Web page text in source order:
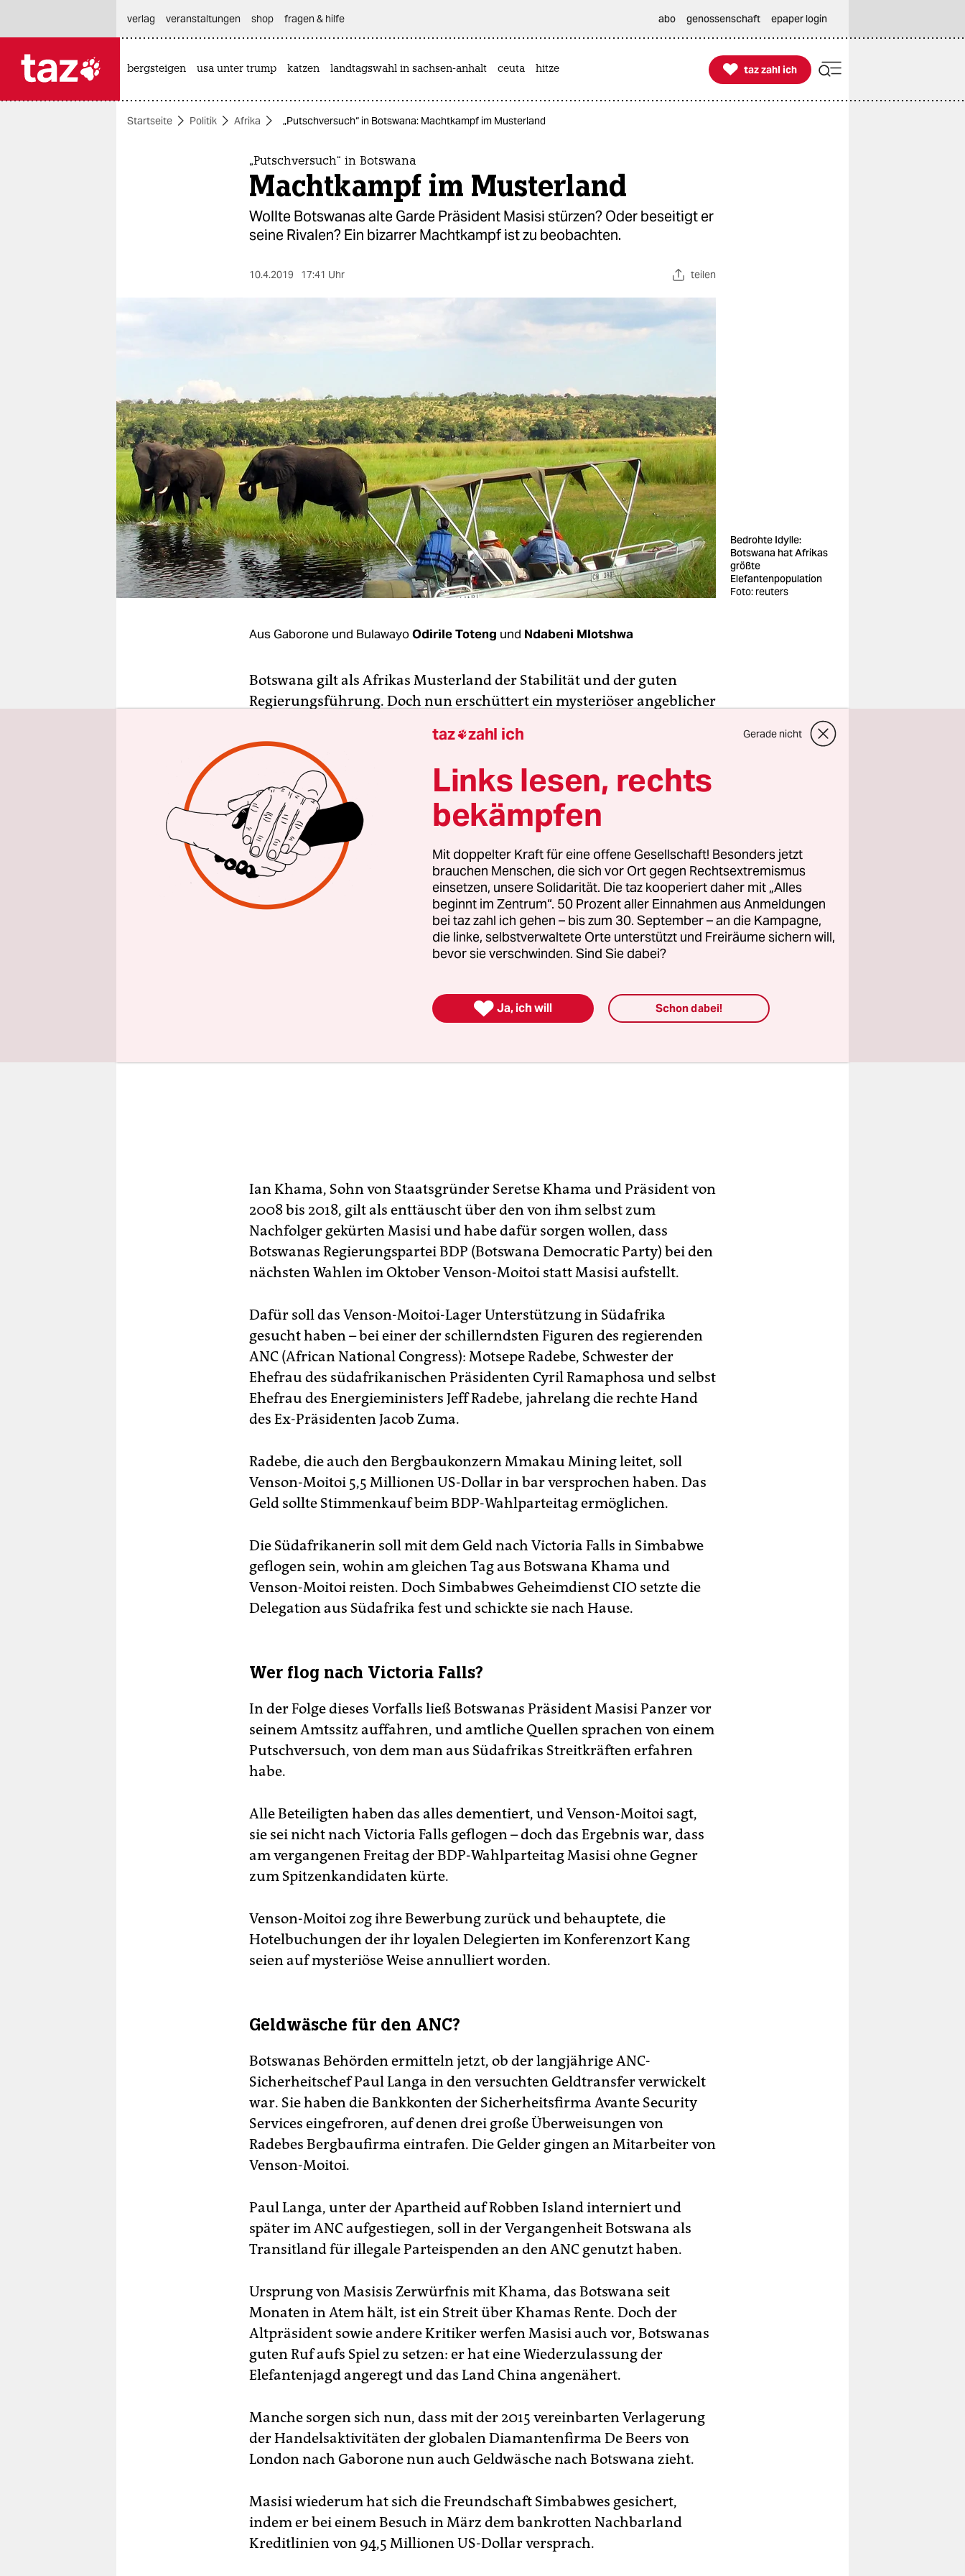
themen
wahrheit
verlag
verlag
veranstaltungen
shop
fragen & hilfe
unterstützen
abo
verlag
veranstaltungen shop fragen & hilfe abo genossenschaft epaper login
bergsteigen usa unter trump katzen landtagswahl in sachsen-anhalt ceuta hitze 
taz zahl ich
taz zahl ich
Startseite Politik Afrika „Putschversuch“ in Botswana: Machtkampf im Musterland
„Putschversuch“ in Botswana
Machtkampf im Musterland
Wollte Botswanas alte Garde Präsident Masisi stürzen? Oder beseitigt er
seine Rivalen? Ein bizarrer Machtkampf ist zu beobachten.
10.4.2019 17:41 Uhr teilen
Bedrohte Idylle:
Botswana hat Afrikas
größte
Elefantenpopulation
Foto: reuters
Aus Gaborone und BulawayoOdirile Toteng und Ndabeni Mlotshwa
Botswana gilt als Afrikas Musterland der Stabilität und der guten
Regierungsführung. Doch nun erschüttert ein mysteriöser angeblicher
Elefanten bekannten Landes: Simbabwes Sicherheitsbehörden sollen
einen Putsch gegen Botswanas Präsident Mokgweetsi Masisi ver­eitelt
haben, der aus Südafrika unterstützt worden sei.
Verwickelt, so Medien in Bots­wana und Simbabwe, seien Botswanas
Ex-Präsident Ian Khama, Ex-Außenministerin Pelonomi Venson-
Moitoi und die südafrikanische Geschäftsfrau Bridgette Motsepe
Ian Khama, Sohn von Staatsgründer Seretse Khama und Präsident von
2008 bis 2018, gilt als enttäuscht über den von ihm selbst zum
Nachfolger gekürten Masisi und habe dafür sorgen wollen, dass
Botswanas Regierungspartei BDP (Botswana Democratic Party) bei den
nächsten Wahlen im Oktober Venson-Moitoi statt Masisi aufstellt.
Dafür soll das Venson-Moitoi-Lager Unterstützung in Südafrika
gesucht haben – bei einer der schillerndsten Figuren des regierenden
ANC (African Natio­nal Congress): Motsepe Radebe, Schwester der
Ehefrau des südafrikanischen Präsidenten Cyril Ramaphosa und selbst
Ehefrau des Energieministers Jeff Radebe, jahrelang die rechte Hand
des Ex-Präsidenten Jacob Zuma.
Radebe, die auch den Bergbaukonzern Mmakau Mining leitet, soll
Venson-Moitoi 5,5 Millionen US-Dollar in bar versprochen haben. Das
Geld sollte Stimmenkauf beim BDP-Wahlparteitag ermöglichen.
Die Südafrikanerin soll mit dem Geld nach Victoria Falls in Simbabwe
geflogen sein, wohin am gleichen Tag aus Botswana Khama und
Venson-Moitoi reisten. Doch Simbabwes Geheimdienst CIO setzte die
Delegation aus Südafrika fest und schickte sie nach Hause.
Wer flog nach Victoria Falls?
In der Folge dieses Vorfalls ließ Botswanas Präsident Masisi Panzer vor
seinem Amtssitz auffahren, und amtliche Quellen sprachen von einem
Putschversuch, von dem man aus Südafrikas Streitkräften erfahren
habe.
Alle Beteiligten haben das alles dementiert, und Venson-Moitoi sagt,
sie sei nicht nach Victoria Falls geflogen – doch das Ergebnis war, dass
am vergangenen Freitag der BDP-Wahlparteitag Masisi ohne Gegner
zum Spitzenkandidaten kürte.
Venson-Moitoi zog ihre Bewerbung zurück und behauptete, die
Hotelbuchungen der ihr loyalen Delegierten im Konferenzort Kang
seien auf mysteriöse Weise annulliert worden.
Geldwäsche für den ANC?
Botswanas Behörden ermitteln jetzt, ob der langjährige ANC-
Sicherheitschef Paul Langa in den versuchten Geldtransfer verwickelt
war. Sie haben die Bankkonten der Sicherheitsfirma Avante Security
Services eingefroren, auf denen drei große Überweisungen von
Radebes Bergbaufirma eintrafen. Die Gelder gingen an Mitarbeiter von
Venson-Moitoi.
Paul Langa, unter der Apartheid auf Robben Island interniert und
später im ANC aufgestiegen, soll in der Vergangenheit Botswana als
Transitland für illegale Parteispenden an den ANC genutzt haben.
Ursprung von Masisis Zerwürfnis mit Khama, das Bots­wana seit
Monaten in Atem hält, ist ein Streit über Khamas Rente. Doch der
Altpräsident sowie andere Kritiker werfen Masisi auch vor, Botswanas
guten Ruf aufs Spiel zu setzen: er hat eine Wiederzulassung der
Elefantenjagd angeregt und das Land China angenähert.
Manche sorgen sich nun, dass mit der 2015 vereinbarten Verlagerung
der Handelsaktivitäten der globalen Diamantenfirma De Beers von
London nach Gaborone nun auch Geldwäsche nach Botswana zieht.
Masisi wiederum hat sich die Freundschaft Simbabwes gesichert,
indem er bei einem Besuch in März dem bankrotten Nachbarland
Kreditlinien von 94,5 Mil­lio­nen US-Dollar versprach.
taz zahl ich Gerade nicht
Links lesen, rechts
bekämpfen
Mit doppelter Kraft für eine offene Gesellschaft! Besonders jetzt
brauchen Menschen, die sich vor Ort gegen Rechtsextremismus
einsetzen, unsere Solidarität. Die taz kooperiert daher mit „Alles
beginnt im Zentrum“. 50 Prozent aller Einnahmen aus Anmeldungen
bei taz zahl ich gehen – bis zum 30. September – an die Kampagne,
die linke, selbstverwaltete Orte unterstützt und Freiräume sichern will,
bevor sie verschwinden. Sind Sie dabei?
 Ja, ich will Schon dabei!